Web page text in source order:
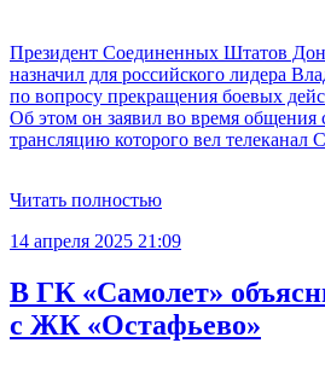
Президент Соединенных Штатов
назначил для российского лидера
по вопросу прекращения боевых
Об этом он заявил во время общения
трансляцию которого вел телеканал
Читать полностью
14 апреля 2025 21:09
В ГК «Самолет»
с ЖК «Остафьево»